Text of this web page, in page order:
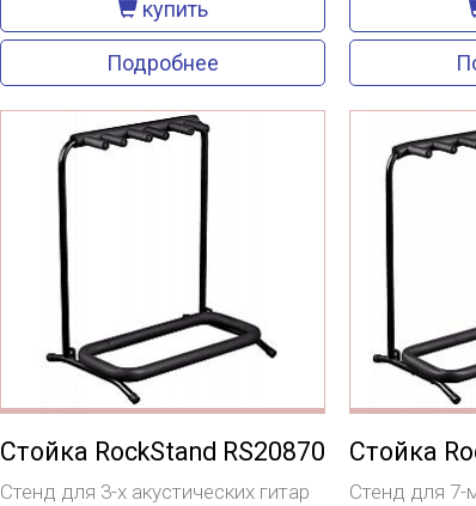
купить
Подробнее
Стойка RockStand RS20870
Cтенд для 3-х акустических гитар
Стойка
Стенд для 7-